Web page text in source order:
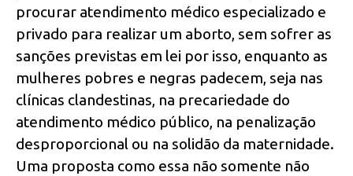
procurar atendimento médico especializado e
privado para realizar um aborto, sem sofrer as
sanções previstas em lei por isso, enquanto as
mulheres pobres e negras padecem, seja nas
clínicas clandestinas, na precariedade do
atendimento médico público, na penalização
desproporcional ou na solidão da maternidade.
Uma proposta como essa não somente não